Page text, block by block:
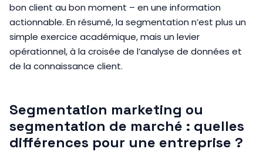
bon client au bon moment – en une information
actionnable. En résumé, la segmentation n’est plus un
simple exercice académique, mais un levier
opérationnel, à la croisée de l’analyse de données et
de la connaissance client.
Segmentation marketing ou
segmentation de marché : quelles
différences pour une entreprise ?